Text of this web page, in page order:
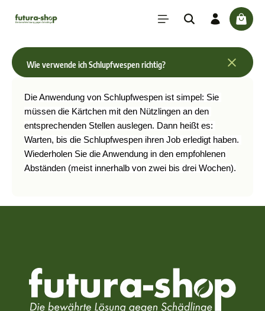
springen
Wie verwende ich Schlupfwespen richtig?
Die Anwendung von Schlupfwespen ist simpel: Sie
müssen die Kärtchen mit den Nützlingen an den
entsprechenden Stellen auslegen. Dann heißt es:
Warten, bis die Schlupfwespen ihren Job erledigt haben.
Wiederholen Sie die Anwendung in den empfohlenen
Abständen (meist innerhalb von zwei bis drei Wochen).